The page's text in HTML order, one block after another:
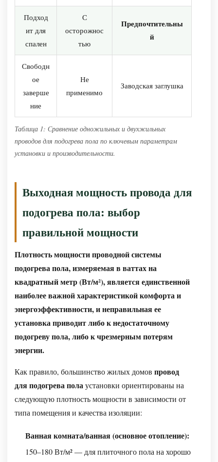
термостатов
для
проводных
систем
подогрева
пола
Затраты
электроэнергию:
сколько
стоит
провод
пола?
Часто
вопросы
о
проводе
для
подогрева
ли
обрезать
провод
подогрева
пола
на
В2:
Как
Подход
ит для
спален
С
осторожнос
тью
Предпочтительны
й
Свободн
ое
заверше
ние
Не
применимо
Заводская заглушка
Таблица 1: Сравнение одножильных и двухжильных
проводов для подогрева пола по ключевым параметрам
установки и производительности.
Выходная мощность провода для
подогрева пола: выбор
правильной мощности
Плотность мощности проводной системы
подогрева пола, измеряемая в ваттах на
квадратный метр (Вт/м²), является единственной
наиболее важной характеристикой комфорта и
энергоэффективности, и неправильная ее
установка приводит либо к недостаточному
подогреву пола, либо к чрезмерным потерям
энергии.
Как правило, большинство жилых домов провод
для подогрева полаустановки ориентированы на
следующую плотность мощности в зависимости от
типа помещения и качества изоляции:
Ванная комната/ванная (основное отопление):
150–180 Вт/м² — для плиточного пола на хорошо